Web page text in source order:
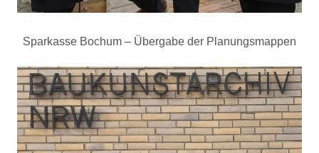
Sparkasse Bochum – Übergabe der Planungsmappen